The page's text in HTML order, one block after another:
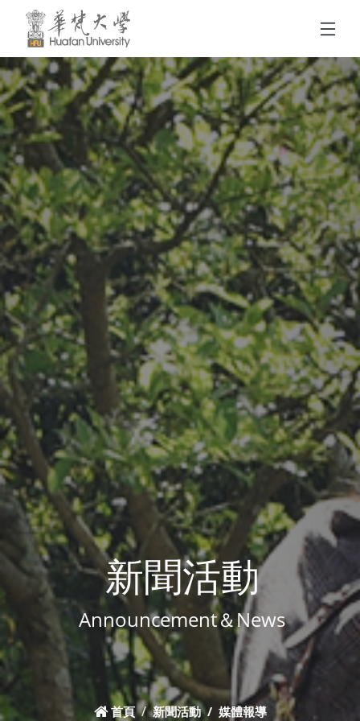
跳到頁面主要內容區
新聞活動
Announcement＆News
首頁 新聞活動 媒體報導